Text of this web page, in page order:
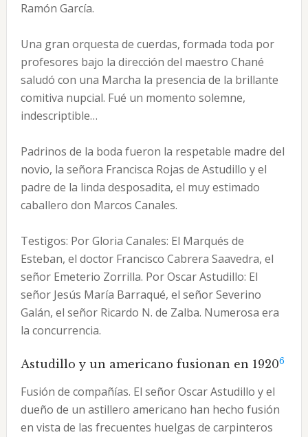
Ramón García.
Una gran orquesta de cuerdas, formada toda por
profesores bajo la dirección del maestro Chané
saludó con una Marcha la presencia de la brillante
comitiva nupcial. Fué un momento solemne,
indescriptible…
Padrinos de la boda fueron la respetable madre del
novio, la señora Francisca Rojas de Astudillo y el
padre de la linda desposadita, el muy estimado
caballero don Marcos Canales.
Testigos: Por Gloria Canales: El Marqués de
Esteban, el doctor Francisco Cabrera Saavedra, el
señor Emeterio Zorrilla. Por Oscar Astudillo: El
señor Jesús María Barraqué, el señor Severino
Galán, el señor Ricardo N. de Zalba. Numerosa era
la concurrencia.
Astudillo y un americano fusionan en 19206
Fusión de compañías. El señor Oscar Astudillo y el
dueño de un astillero americano han hecho fusión
en vista de las frecuentes huelgas de carpinteros